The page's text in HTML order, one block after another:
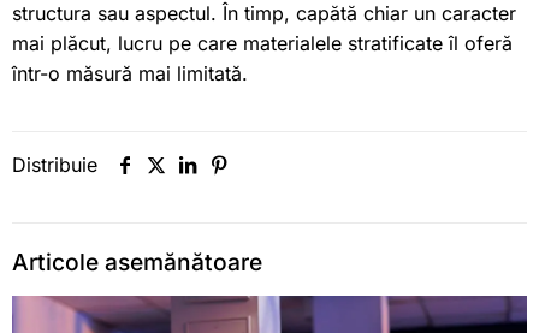
structura sau aspectul. În timp, capătă chiar un caracter
mai plăcut, lucru pe care materialele stratificate îl oferă
într-o măsură mai limitată.
Distribuie
Articole asemănătoare